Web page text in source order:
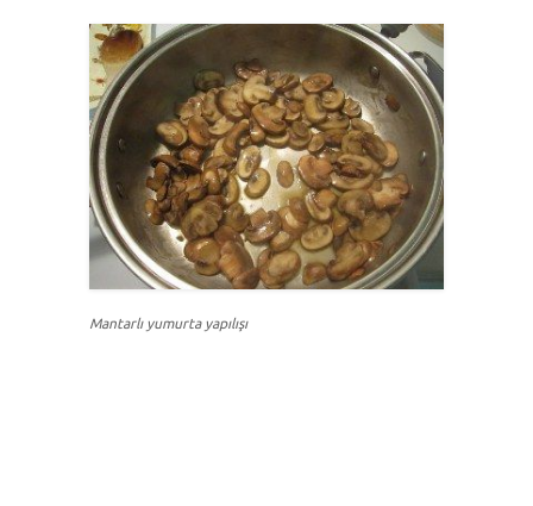
Mantarlı yumurta yapılışı